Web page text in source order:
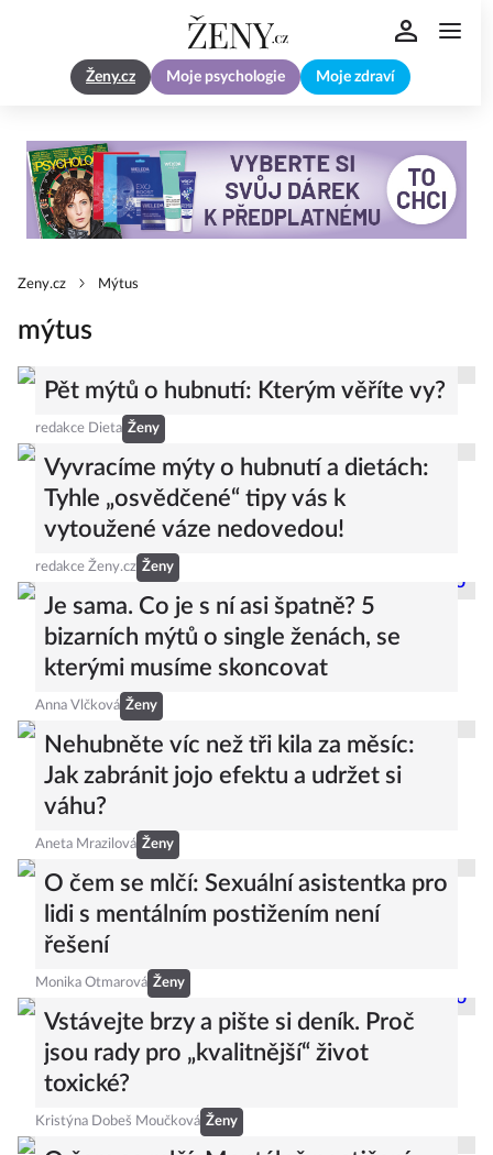
Ženy.cz Moje psychologie Moje zdraví
Zeny.cz Mýtus
mýtus
Pět mýtů o hubnutí: Kterým věříte vy?
redakce Dieta Ženy
Vyvracíme mýty o hubnutí a dietách:
Tyhle „osvědčené“ tipy vás k
vytoužené váze nedovedou!
redakce Ženy.cz Ženy
Je sama. Co je s ní asi špatně? 5
bizarních mýtů o single ženách, se
kterými musíme skoncovat
Anna Vlčková Ženy
Nehubněte víc než tři kila za měsíc:
Jak zabránit jojo efektu a udržet si
váhu?
Aneta Mrazilová Ženy
O čem se mlčí: Sexuální asistentka pro
lidi s mentálním postižením není
řešení
Monika Otmarová Ženy
Vstávejte brzy a pište si deník. Proč
jsou rady pro „kvalitnější“ život
toxické?
Kristýna Dobeš Moučková Ženy